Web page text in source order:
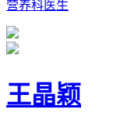
营养科医生
王晶颖